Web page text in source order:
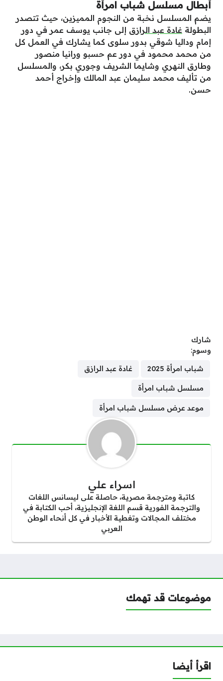
أبطال مسلسل شباب امرأة
يضم المسلسل نخبة من النجوم المميزين، حيث تتصدر
البطولة غادة عبد الرازق إلى جانب يوسف عمر في دور
إمام وداليا شوقي بدور سلوى كما يشارك في العمل كل
من محمد محمود في دور عم حسبو ورانيا منصور
وطارق النهري وشايما الشريف وجوري بكر، والمسلسل
من تأليف محمد سليمان عبد المالك وإخراج أحمد
حسن.
شارك
وسوم:
شباب امرأة 2025 غادة عبد الرازق
مسلسل شباب امرأة
موعد عرض مسلسل شباب امرأة
اسراء علي
كاتبة ومترجمة مصرية، حاصلة على ليسانس اللغات
والترجمة الفورية قسم اللغة الإنجليزية، أحب الكتابة في
مختلف المجالات وتغطية الأخبار في كل أنحاء الوطن
العربي
موضوعات قد تهمك
اقرأ أيضا